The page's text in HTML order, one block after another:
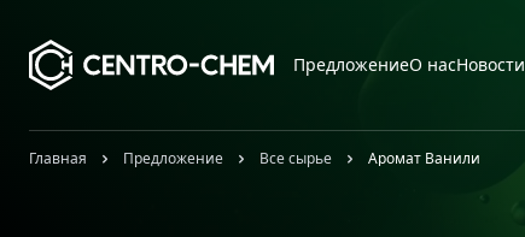
ПредложениеО насНовости
Главная Предложение Все сырье Аромат Ванили